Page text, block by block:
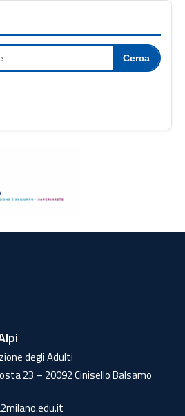
Cerca
degli Adulti
23 – 20092 Cinisello Balsamo